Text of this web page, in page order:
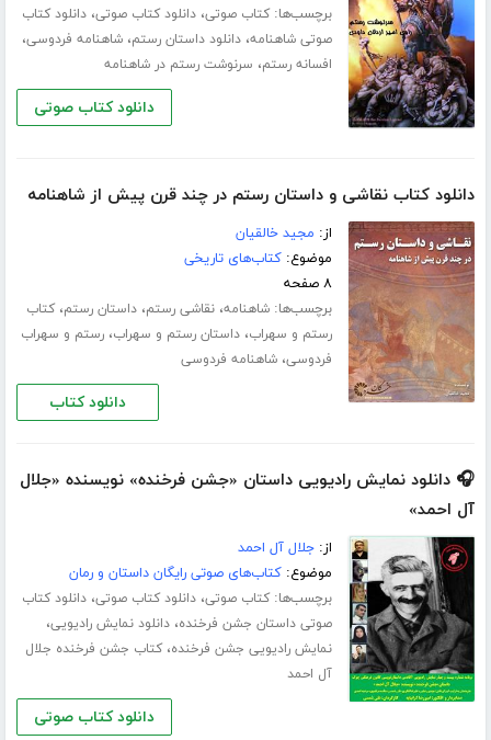
برچسب‌ها:کتاب صوتی،دانلود کتاب صوتی،دانلود کتاب
صوتی شاهنامه،دانلود داستان رستم،شاهنامه فردوسی،
افسانه رستم، سرنوشت رستم در شاهنامه
دانلود کتاب صوتی
دانلود کتاب نقاشی و داستان رستم در چند قرن پیش از شاهنامه
از: مجید خالقیان
موضوع:کتاب‌های تاریخی
۸ صفحه
برچسب‌ها:شاهنامه،نقاشی رستم،داستان رستم،کتاب
رستم و سهراب،داستان رستم و سهراب،رستم و سهراب
فردوسی،شاهنامه فردوسی
دانلود کتاب
🎧 دانلود نمایش رادیویی داستان «جشن فرخنده» نویسنده «جلال
آل احمد»
از:جلال آل احمد
موضوع:کتاب‌های صوتی رایگان داستان و رمان
برچسب‌ها:کتاب صوتی،دانلود کتاب صوتی،دانلود کتاب
صوتی داستان جشن فرخنده،دانلود نمایش رادیویی،
نمایش رادیویی جشن فرخنده،کتاب جشن فرخنده جلال
آل احمد
دانلود کتاب صوتی